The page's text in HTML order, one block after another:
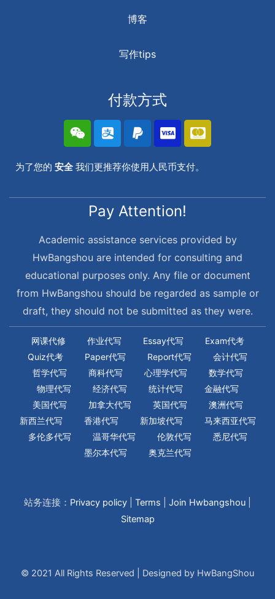
博客
写作tips
付款方式
为了您的 安全 我们更推荐你使用人民币支付。
Pay Attention!
Academic assistance services provided by
HwBangshou are intended for consulting and
educational purposes only. Any file or document
from HwBangshou should be regarded as sample or
draft, they should not be submitted as they were.
网课代修 作业代写 Essay代写
Exam代考
Quiz代考
Paper代写 Report代写
会计代写
哲学代写
商科代写 心理学代写
数学代写
物理代写
经济代写 统计代写
金融代写
美国代写
加拿大代写 英国代写
澳洲代写
新西兰代写
香港代写 新加坡代写
马来西亚代写
多伦多代写
温哥华代写 伦敦代写
悉尼代写
墨尔本代写
奥克兰代写
© 2021 All Rights Reserved | Designed by HwBangShou
站务连接： Privacy policy Terms Join Hwbangshou
Sitemap